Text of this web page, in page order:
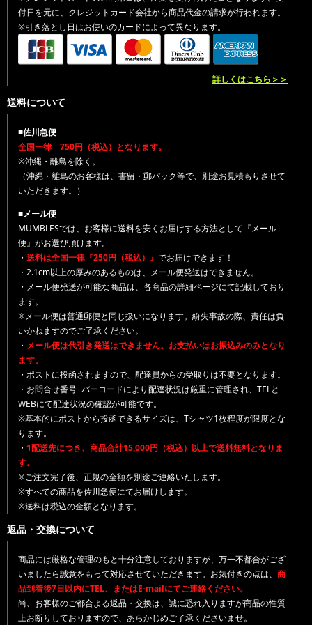
付日を元に、クレジットカード会社から商品代金の請求が行われます。
※引き落とし日はお使いのカードによって異なります。
詳しくはこちら＞＞
送料について
■佐川急便
全国一律 750円（税込）となります。
※沖縄・離島を除く。
（沖縄・離島のお客様は、書留・郵パック等で、別途お見積もりさせて
いただきます。）
■メール便
MUMBLESでは、お客様に送料を安くお届けする方法として『メール
便』がお選び頂けます。
・ 送料は全国一律『250円（税込）』 でお届けできます！
・2.1cm以上の厚みのあるものは、メール便発送はできません。
・メール便発送が可能な商品は、各商品の詳細ページにて記載しており
ます。
※メール便は普通郵便と同じ扱いになります。紛失事故の際、責任は負
いかねますのでご了承ください。
・ メール便は代引き発送はできません。お支払いはお振込みのみとなり
ます。
・ポストに投函されますので、配達員からの受取りは不要となります。
・お問合せ番号+バーコードにより配達状況は厳重に管理され、TELと
WEBにて配達状況の確認が可能です。
※基本的にポストから投函できるサイズは、Tシャツ1枚程度が限度とな
ります。
・ 1配送先につき、商品合計15,000円（税込）以上で送料無料となりま
す。
※ご注文完了後、正規の金額を別途ご連絡いたします。
※すべての商品を佐川急便にてお届けします。
※送料は税込の金額となります。
返品・交換について
商品には厳格な管理のもと十分注意しておりますが、万一不都合がござ
いましたら誠意をもって対応させていただきます。お気付きの点は、 商
品到着後7日以内にTEL、またはE-mailにてご連絡ください。
尚、お客様のご都合よる返品・交換は、誠に恐れ入りますが商品の性質
上お断りしておりますので、あらかじめご了承くださいませ。